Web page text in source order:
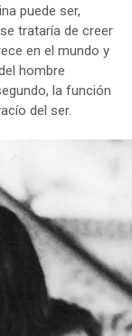
puede ser,
trataría de creer
en el mundo y
hombre
la función
del ser.